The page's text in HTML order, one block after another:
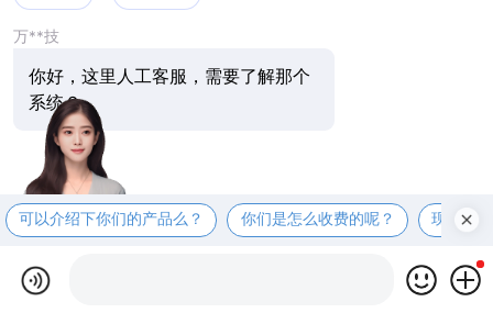
万**技
你好，这里人工客服，需要了解那个
系统？
可以介绍下你们的产品么？ 你们是怎么收费的呢？ 现在有